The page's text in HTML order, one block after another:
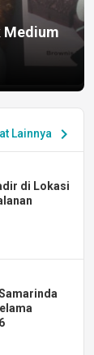
Medium
Lainnya chevron_right
di Lokasi